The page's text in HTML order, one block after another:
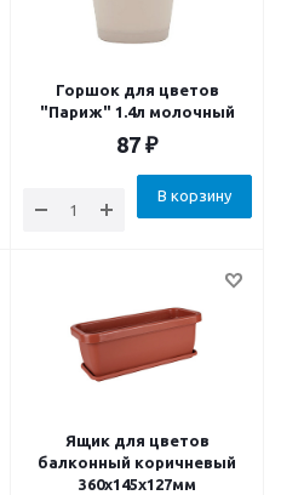
Горшок для цветов
"Париж" 1.4л молочный
87 ₽
В корзину
Ящик для цветов
балконный коричневый
360х145х127мм